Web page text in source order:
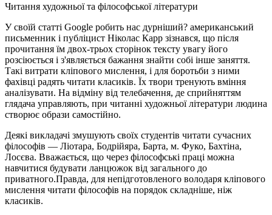
Читання художньої та філософської літератури
У своїй статті Google робить нас дурніший? американський
письменник і публіцист Ніколас Карр зізнався, що після
прочитання їм двох-трьох сторінок тексту увагу його
розсіюється і з'являється бажання знайти собі інше заняття.
Такі витрати кліпового мислення, і для боротьби з ними
фахівці радять читати класиків. Їх твори тренують вміння
аналізувати. На відміну від телебачення, де сприйняттям
глядача управляють, при читанні художньої літератури людина
створює образи самостійно.
Деякі викладачі змушують своїх студентів читати сучасних
філософів — Ліотара, Бодрійяра, Барта, м. Фуко, Бахтіна,
Лосєва. Вважається, що через філософські праці можна
навчитися будувати ланцюжок від загального до
приватного.Правда, для непідготовленого володаря кліпового
мислення читати філософів на порядок складніше, ніж
класиків.